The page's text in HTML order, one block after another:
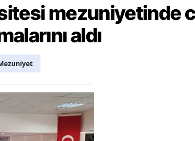
mezuniyetinde
aldı